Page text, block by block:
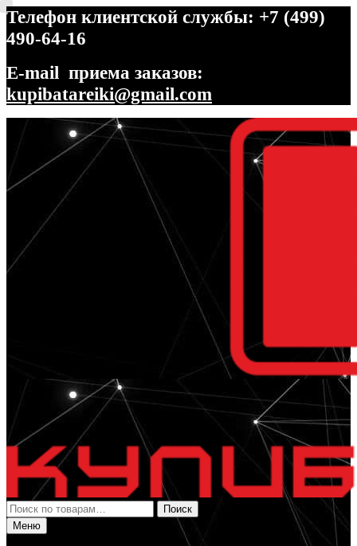
Телефон клиентской службы: +7 (499)
490-64-16
E-mail приема заказов:
kupibatareiki@gmail.com
Перейти
навигации
Перейти
содержимому
Искать:
Поиск
Меню